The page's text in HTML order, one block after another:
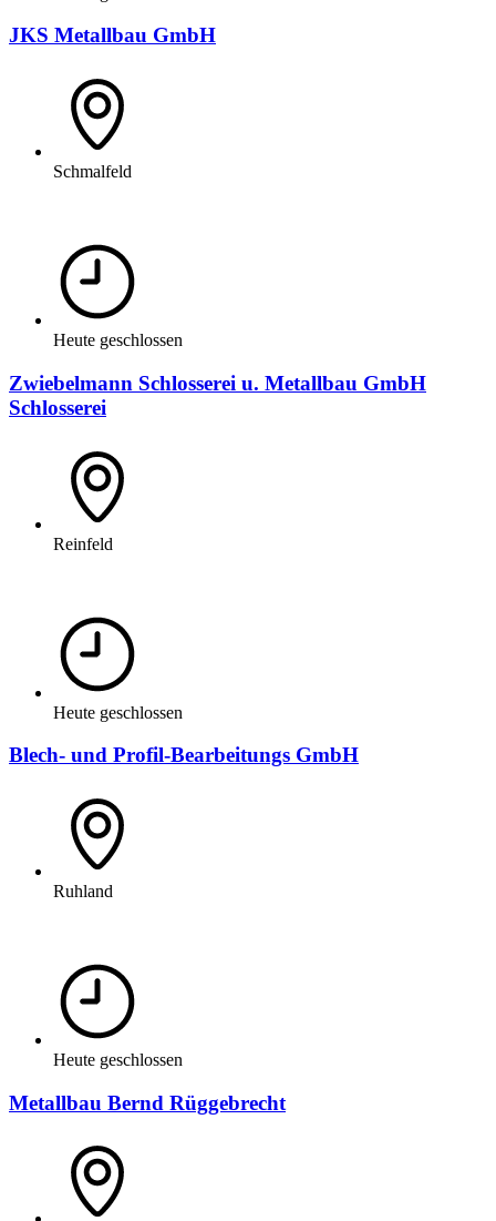
JKS Metallbau GmbH
Schmalfeld
Heute geschlossen
Zwiebelmann Schlosserei u. Metallbau GmbH
Schlosserei
Reinfeld
Heute geschlossen
Blech- und Profil-Bearbeitungs GmbH
Ruhland
Heute geschlossen
Metallbau Bernd Rüggebrecht